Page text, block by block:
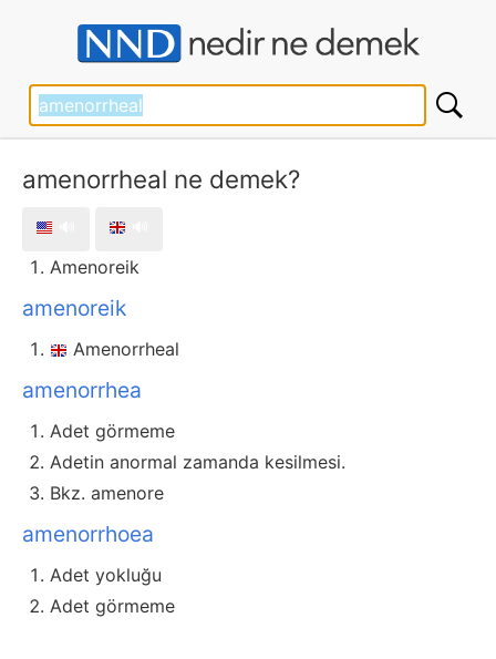
amenorrheal ne demek?
Amenoreik
amenoreik
Amenorrheal
amenorrhea
Adet görmeme
Adetin anormal zamanda kesilmesi.
Bkz. amenore
amenorrhoea
Adet yokluğu
Adet görmeme